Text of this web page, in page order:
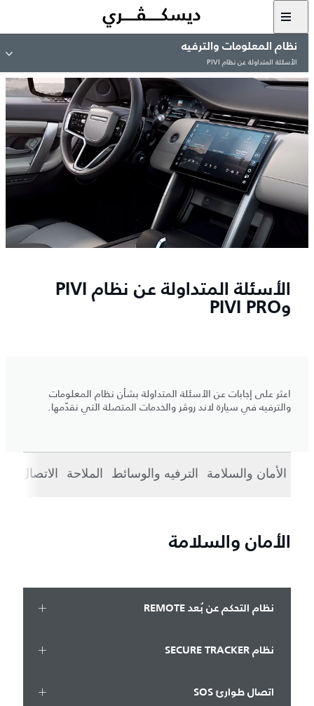
نظام المعلومات والترفيه
الأسئلة المتداولة عن نظام PIVI
الأسئلة المتداولة عن نظام PIVI
وPIVI PRO
اعثر على إجابات عن الأسئلة المتداولة بشأن نظام المعلومات
والترفيه في سيارة لاند روڤر والخدمات المتصلة التي نقدّمها.
الأمان والسلامة الترفيه والوسائط الملاحة الاتصال
الأمان والسلامة
نظام التحكم عن بُعد REMOTE
نظام SECURE TRACKER
اتصال طوارئ SOS